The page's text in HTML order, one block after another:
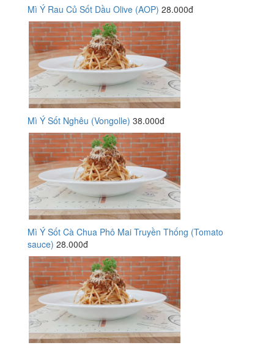
Mì Ý Rau Củ Sốt Dầu Olive (AOP) 28.000đ
Mì Ý Sốt Nghêu (Vongolle) 38.000đ
Mì Ý Sốt Cà Chua Phô Mai Truyền Thống (Tomato
sauce) 28.000đ